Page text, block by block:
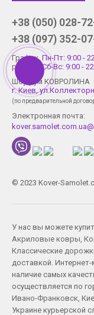
+38 (050) 028-
+38 (097) 352-
График
работы
Пн-Пт: 9:00 -
Сб-Вс: 9:00 -
Шоу-рум КОВРОЛИНА
г. Киев,
(по предварительной
Электронная почта:
© 2023 Kover-
У нас вы можете
Акриловые ковры
Классические
доставкой.
наличие самых
осуществляется по
Ивано-Франковск
Украине курьерской